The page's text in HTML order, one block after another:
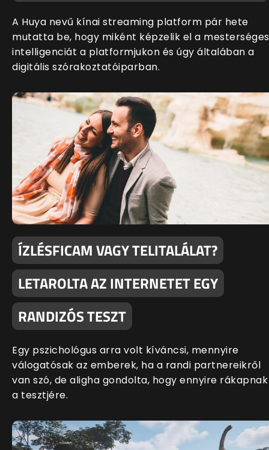
A Huya nevű kínai streaming platform pár hete
mutatta be, hogy miként képzelik el a mesterséges
intelligenciát a platformjukon és úgy általában a
digitális szórakoztatóiparban.
ÍZLÉSFICAM VAGY TELITALÁLAT?
LETAROLTA AZ INTERNETET EGY
RANDIZÓS TESZT
Egy pszichológus arra volt kíváncsi, mennyire
válogatósak az emberek, ha a randi partnereikről
van szó, de aligha gondolta, hogy ennyire rákapnak
a tesztjére.